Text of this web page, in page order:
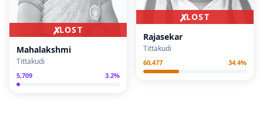
✗LOST
Mahalakshmi
Tittakudi
5,709 3.2%
✗LOST
Rajasekar
Tittakudi
60,477 34.4%